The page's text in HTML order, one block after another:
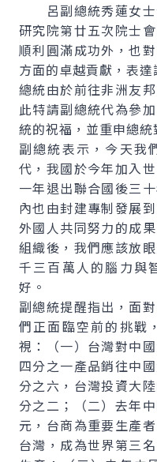
呂副總統秀蓮女士
研究院第廿五次院士
順利圓滿成功外，也
方面的卓越貢獻，表達
總統由於前往非洲友
此特請副總統代為參
統的祝福，並重申總統
副總統表示，今天我
代，我國於今年加入
一年退出聯合國後三
內也由封建專制發展
外國人共同努力的成
組織後，我們應該放
千三百萬人的腦力與
好。
副總統提醒指出，面
們正面臨空前的挑戰
視：（一）台灣對中
四分之一產品銷往中
分之六，台灣投資大
分之二；（二）去年
元，台商為重要生產
台灣，成為世界第三